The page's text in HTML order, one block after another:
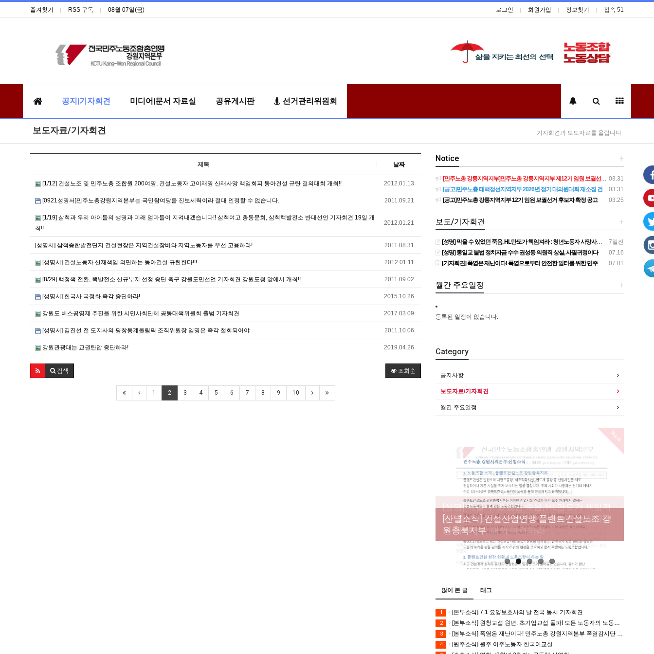
즐겨찾기 RSS 구독 08월 07일(금) 로그인 회원가입 정보찾기 접속 51
공지|기자회견 미디어|문서 자료실 공유게시판 선거관리위원회
보도자료/기자회견 기자회견과 보도자료를 올립니다
제목 날짜
[1/12] 건설노조 및 민주노총 조합원 200여명, 건설노동자 고이재명 산재사망 책임회피 동아건설 규탄 결의대회 개최!! 2012.01.13
[0921성명서]민주노총강원지역본부는 국민참여당을 진보세력이라 절대 인정할 수 없습니다. 2011.09.21
[1/19] 삼척과 우리 아이들의 생명과 미래 엄마들이 지켜내겠습니다!! 삼척여고 총동문회, 삼척핵발전소 반대선언 기자회견 19일 개
최!!
2012.01.21
[성명서] 삼척종합발전단지 건설현장은 지역건설장비와 지역노동자를 우선 고용하라! 2011.08.31
[성명서] 건설노동자 산재책임 외면하는 동아건설 규탄한다!!! 2012.01.11
[8/29] 핵정책 전환, 핵발전소 신규부지 선정 중단 촉구 강원도민선언 기자회견 강원도청 앞에서 개최!! 2011.09.02
[성명서] 한국사 국정화 즉각 중단하라! 2015.10.26
강원도 버스공영제 추진을 위한 시민사회단체 공동대책위원회 출범 기자회견 2017.03.09
[성명서] 김진선 전 도지사의 평창동계올림픽 조직위원장 임명은 즉각 철회되어야 2011.10.06
강원관광대는 교권탄압 중단하라! 2019.04.26
조회순
검색
1 2 3 4 5 6 7 8 9 10
+
Notice
03.31
[민주노총 강릉지역지부]민주노총 강릉지역지부 제12기 임원 보궐선거결과 공고
03.31
[공고]민주노총 태백정선지역지부 2026년 정기 대의원대회 재소집 건
03.25
[공고]민주노총 강릉지역지부 12기 임원 보궐선거 후보자 확정 공고
+
보도/기자회견
7일전
[성명] 막을 수 있었던 죽음, HL만도가 책임져라 : 청년노동자 사망사고의 철저한 진상규명과 재발방지 대책 마련하라
07.16
[성명] 통일교 불법 정치자금 수수 권성동 의원직 상실, 사필귀정이다
07.01
[기자회견] 폭염은 재난이다! 폭염으로부터 안전한 일터를 위한 민주노총 강원지역본부 폭염감시단 선포 기자회견
+
월간 주요일정
등록된 일정이 없습니다.
Category
공지사항
보도자료/기자회견
월간 주요일정
New
[성명] 막을 수 있었던 죽음, HL만도가 책임져
라 : 청년노동자 사망사고의 철저한 진상규명
과 재발방지 대책 마련하라
[산별소식] 건설산업연맹 플랜트건설노조 강
원충북지부
[강릉,속초,원주,춘천] 폭염감시단 사업 이모저
모
[조합원☆인터뷰] 서비스연맹 전국학교비정
규직노동조합 강원지부 김유미 춘천지회장
[본부소식] 강원지역 노동자 합창단 모임
많이 본 글 태그
1 [본부소식] 7.1 요양보호사의 날 전국 동시 기자회견
2 [본부소식] 원청교섭 원년. 초기업교섭 돌파! 모든 노동자의 노동기본권 쟁취! 민주노총 7.15 총파업대회
3 [본부소식] 폭염은 재난이다! 민주노총 강원지역본부 폭염감시단 선포 기자회견
4 [원주소식] 원주 이주노동자 한국어교실